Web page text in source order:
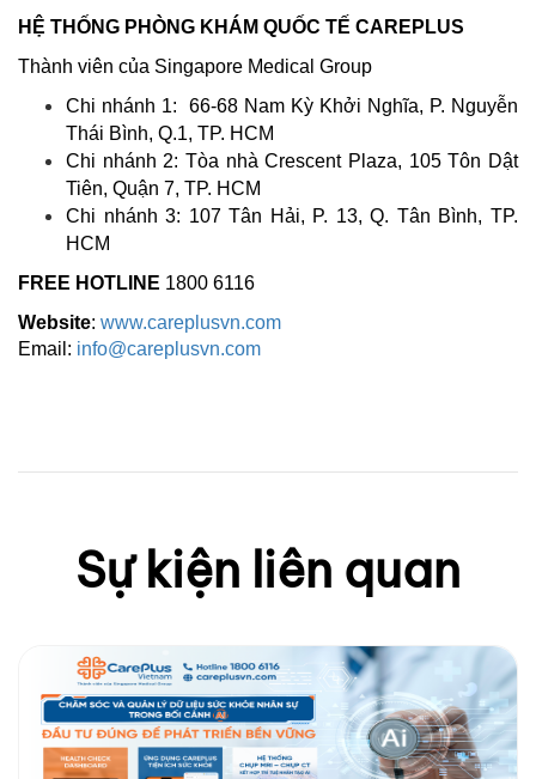
HỆ THỐNG PHÒNG KHÁM QUỐC TẾ CAREPLUS
Thành viên của Singapore Medical Group
Chi nhánh 1:
66-68 Nam Kỳ Khởi Nghĩa, P. Nguyễn
Thái Bình, Q.1, TP. HCM
Chi nhánh 2: Tòa nhà Crescent Plaza, 105 Tôn Dật
Tiên, Quận 7, TP. HCM
Chi nhánh 3: 107 Tân Hải, P. 13, Q. Tân Bình, TP.
HCM
FREE HOTLINE 1800 6116
Website: www.careplusvn.com
Email: info@careplusvn.com
Sự kiện liên quan